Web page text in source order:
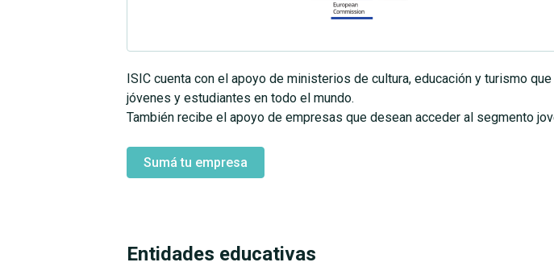
ISIC cuenta con el apoyo de ministerios de cultura, educación y turismo
jóvenes y estudiantes en todo el mundo.
También recibe el apoyo de empresas que desean acceder al segmento
Sumá tu empresa
Entidades educativas